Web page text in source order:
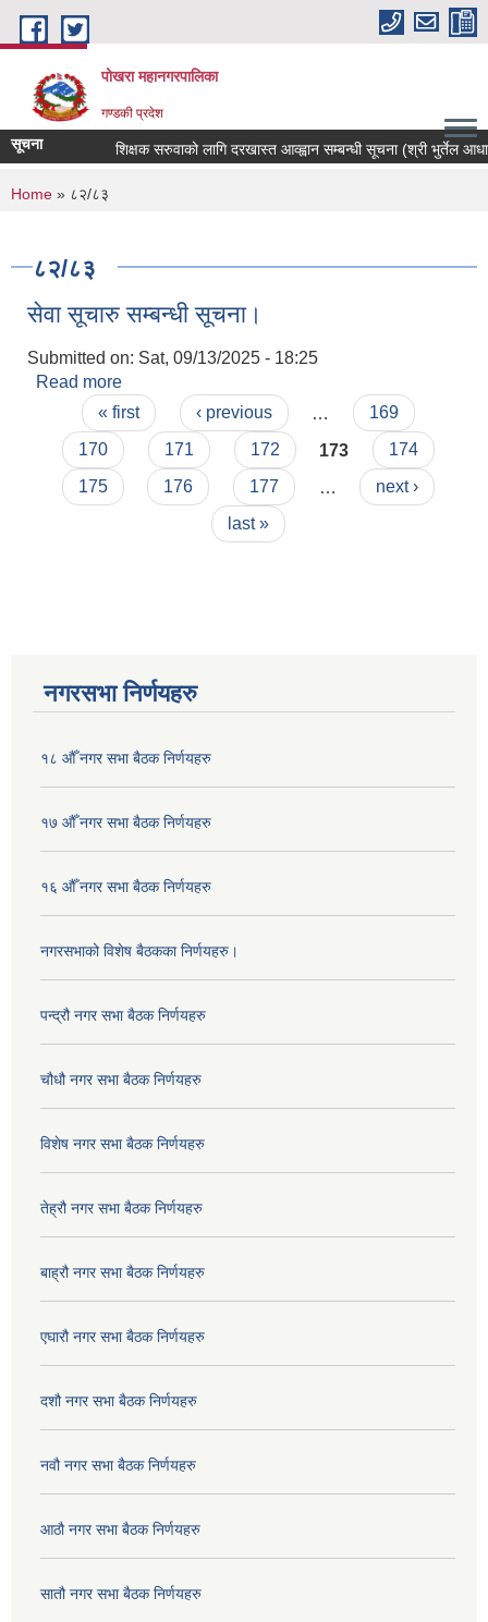
Skip to main content
पोखरा महानगरपालिका
गण्डकी प्रदेश
सूचना शिक्षक सरुवाको लागि दरखास्त आव्ह्वान सम्बन्धी सूचना (श्री भुर्तेल
You are here
Home » ८२/८३
८२/८३
सेवा सूचारु सम्बन्धी सूचना।
Submitted on: Sat, 09/13/2025 - 18:25
Read more
Pages« first ‹ previous
169
170
171 172 173
174
175
176 177
next ›
last »
नगरसभा निर्णयहरु
१८ औँ नगर सभा बैठक निर्णयहरु
१७ औँ नगर सभा बैठक निर्णयहरु
१६ औँ नगर सभा बैठक निर्णयहरु
नगरसभाको विशेष बैठकका निर्णयहरु।
पन्द्रौ नगर सभा बैठक निर्णयहरु
चौधौ नगर सभा बैठक निर्णयहरु
विशेष नगर सभा बैठक निर्णयहरु
तेह्रौ नगर सभा बैठक निर्णयहरु
बाह्रौ नगर सभा बैठक निर्णयहरु
एघारौ नगर सभा बैठक निर्णयहरु
दशौ नगर सभा बैठक निर्णयहरु
नवौ नगर सभा बैठक निर्णयहरु
आठौ नगर सभा बैठक निर्णयहरु
सातौ नगर सभा बैठक निर्णयहरु